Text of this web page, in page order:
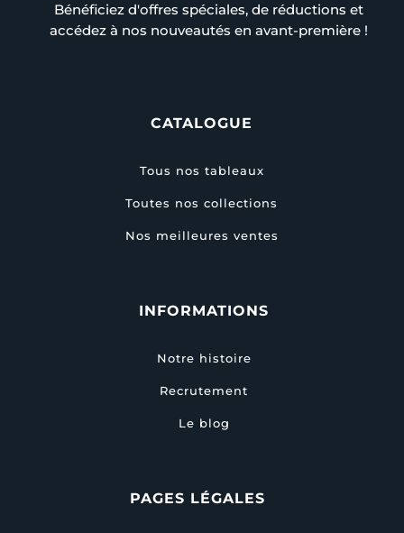
Bénéficiez d'offres spéciales, de réductions et
accédez à nos nouveautés en avant-première !
CATALOGUE
Tous nos tableaux
Toutes nos collections
Nos meilleures ventes
INFORMATIONS
Notre histoire
Recrutement
Le blog
PAGES LÉGALES